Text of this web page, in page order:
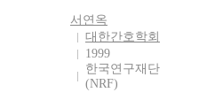
서연옥
대한간호학회
1999
한국연구재단
(NRF)